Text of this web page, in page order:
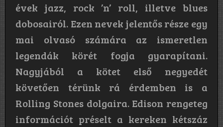
évek jazz, rock ’n’ roll, illetve blues
dobosairól. Ezen nevek jelentős része egy
mai olvasó számára az ismeretlen
legendák körét fogja gyarapítani.
Nagyjából a kötet első negyedét
követően térünk rá érdemben is a
Rolling Stones dolgaira. Edison rengeteg
információt préselt a kereken kétszáz